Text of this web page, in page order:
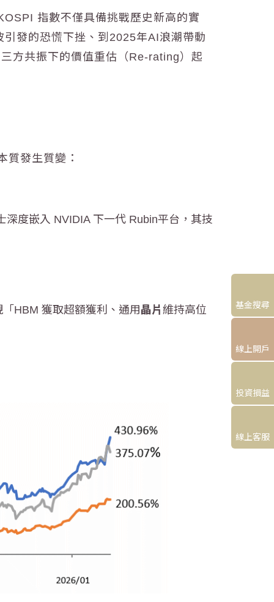
指數不僅具備挑戰歷史新高的實
發的恐慌下挫、到2025年AI浪潮帶動
方共振下的價值重估（Re-rating）起
質發生質變：
度嵌入 NVIDIA 下一代 Rubin平台，其技
HBM 獲取超額獲利、通用晶片 維持高位 基金搜尋
線上開戶
投資損益
線上客服